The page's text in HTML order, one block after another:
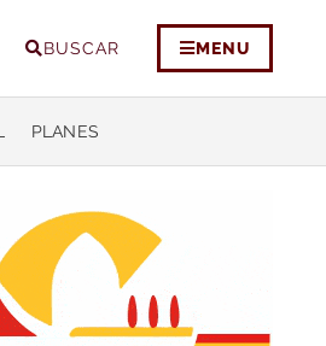
BUSCAR MENU
PLANES